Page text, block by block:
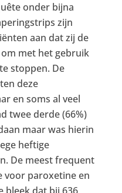
onder bijna
zijn
aan dat zij de
met het gebruik
stoppen. De
deze
en soms al veel
twee derde (66%)
maar was hierin
heftige
De meest frequent
voor paroxetine en